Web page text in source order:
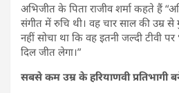
अभिजीत के पिता राजीव शर्मा कहते हैं
संगीत में रुचि थी। वह चार साल की उम्र
नहीं सोचा था कि वह इतनी जल्दी टीवी
दिल जीत लेगा।”
सबसे कम उम्र के हरियाणवी प्रतिभागी